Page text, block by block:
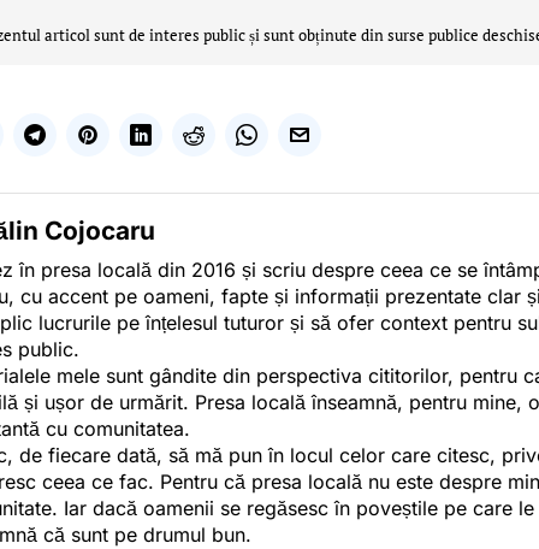
articol sunt de interes public și sunt obținute din surse publice
Cojocaru
în presa locală din 2016 și scriu despre ceea ce se
cu accent pe oameni, fapte și informații prezentate clar
lucrurile pe înțelesul tuturor și să ofer context pentru
public.
mele sunt gândite din perspectiva cititorilor, pentru
și ușor de urmărit. Presa locală înseamnă, pentru mine,
cu comunitatea.
de fiecare dată, să mă pun în locul celor care citesc,
ceea ce fac. Pentru că presa locală nu este despre
Iar dacă oamenii se regăsesc în poveștile pe care le
că sunt pe drumul bun.